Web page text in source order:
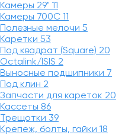
Камеры 29" 11
Камеры 700C 11
Полезные мелочи 5
Каретки 53
Под квадрат (Square) 20
Octalink/ISIS 2
Выносные подшипники 7
Под клин 2
Запчасти для кареток 20
Кассеты 86
Трещотки 39
Крепеж, болты, гайки 18